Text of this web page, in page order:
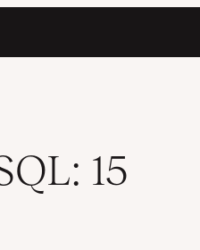
15